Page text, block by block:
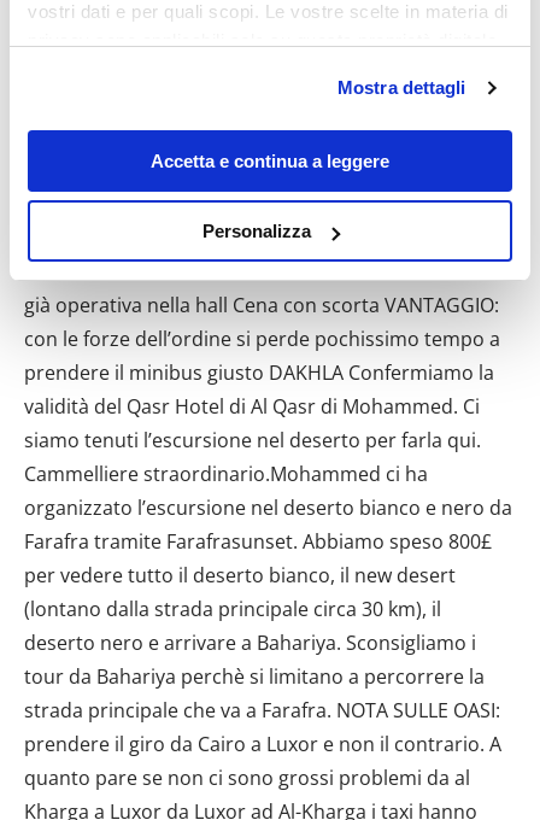
vostri dati e per quali scopi. Le vostre scelte in materia di
modificare o revocare il proprio consenso in qualsiasi
momento dalla Dichiarazione sui cookie o facendo clic
sull'icona di attivazione della privacy.
raccogliere informazioni sulla tua posizione
geografica, con un'approssimazione di qualche
metro,
Identificare il tuo dispositivo, scansionandolo
attivamente alla ricerca di caratteristiche specifiche
sezione dettagli
. Puoi
modificare o ritirare il tuo consenso in qualsiasi momento
dalla Dichiarazione sui cookie.
Utilizziamo i cookie per personalizzare contenuti ed
annunci, per fornire funzionalità dei social media e per
informazioni sul modo in cui utilizzi il nostro sito con i
nostri partner che si occupano di analisi dei dati web,
pubblicità e social media, i quali potrebbero combinarle
con altre informazioni che hai fornito loro o che hanno
raccolto dal tuo utilizzo dei loro servizi.
Mostra dettagli
Accetta e continua a leggere
Personalizza